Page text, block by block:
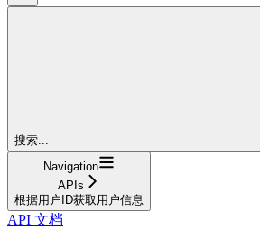
搜索...
Navigation
APIs
根据用户ID获取用户信息
API 文档